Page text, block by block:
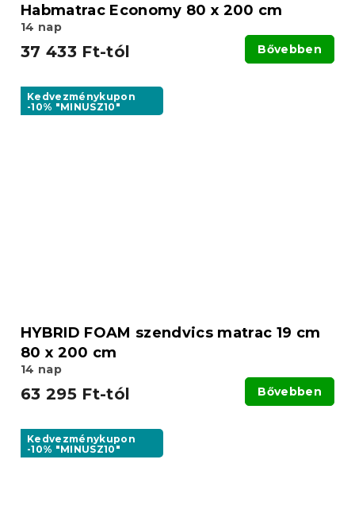
Habmatrac Economy 80 x 200 cm
14 nap
37 433 Ft-tól Bővebben
Kedvezménykupon
-10% "MINUSZ10"
HYBRID FOAM szendvics matrac 19 cm
80 x 200 cm
14 nap
63 295 Ft-tól Bővebben
Kedvezménykupon
-10% "MINUSZ10"